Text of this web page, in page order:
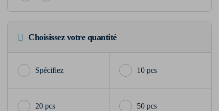
Choisissez votre quantité
10 pcs
20 pcs 50 pcs